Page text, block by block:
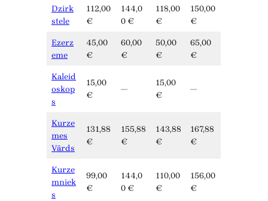
Dzirk
stele
112,00
€
144,0
0 €
118,00
€
150,00
€
Ezerz
eme
45,00
€
60,00
€
50,00
€
65,00
€
Kaleid
oskop
s
15,00
€
—
15,00
€
—
Kurze
mes
Vārds
131,88
€
155,88
€
143,88
€
167,88
€
Kurze
mniek
s
99,00
€
144,0
0 €
110,00
€
156,00
€